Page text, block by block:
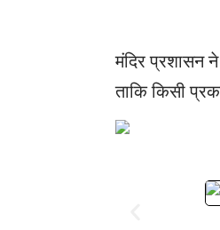
मंदिर प्रशासन
ताकि किसी